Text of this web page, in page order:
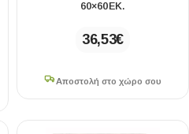
60×60ΕΚ.
36,53€
Αποστολή στο χώρο σου